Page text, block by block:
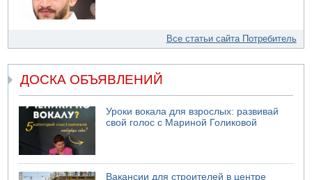
Все статьи сайта Потребитель
ДОСКА ОБЪЯВЛЕНИЙ
Уроки вокала для взрослых: развивай
свой голос с Мариной Голиковой
Вакансии для строителей в центре